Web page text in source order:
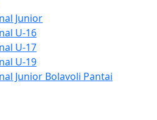
Junior
U-16
U-17
U-19
Junior Bolavoli Pantai